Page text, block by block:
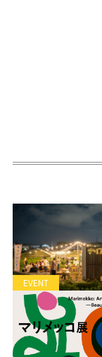
EVENT